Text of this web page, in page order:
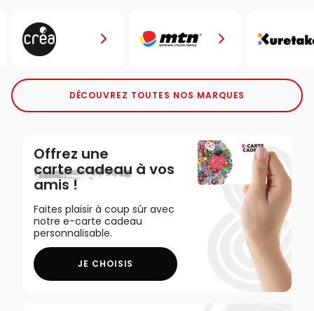
DÉCOUVREZ TOUTES NOS MARQUES
Offrez une
carte cadeau à vos
amis !
Faites plaisir à coup sûr avec
notre e-carte cadeau
personnalisable.
JE CHOISIS